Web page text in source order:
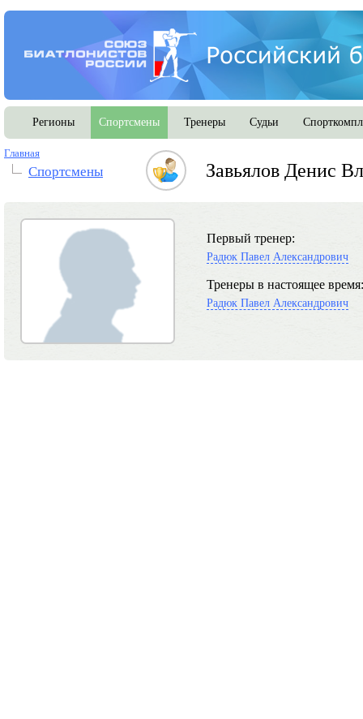
Регионы Спортсмены Тренеры Судьи
Главная
Спортсмены Завьялов Денис
Первый тренер:
Радюк Павел Александрович
Тренеры в настоящее время:
Радюк Павел Александрович